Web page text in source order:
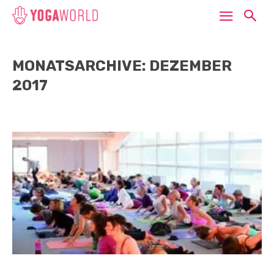
MONATSARCHIVE: DEZEMBER
2017